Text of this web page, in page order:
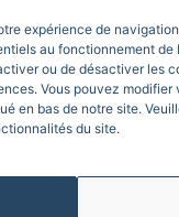
expérience de
au fonctionnement
ou de désactiver les
Vous pouvez
en bas de notre site.
du site.